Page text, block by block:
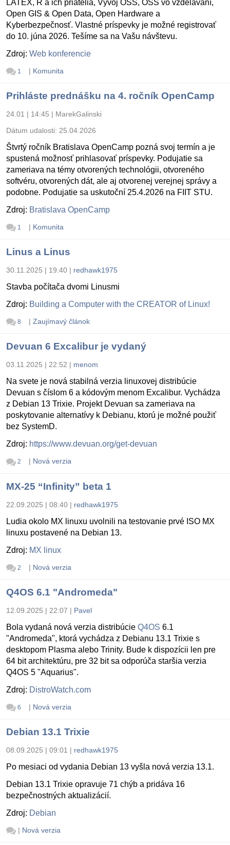
LATEX, R a ich priatelia, Vývoj OSS, OSS vo vzdelávaní,
Open GIS & Open Data, Open Hardware a
Kyberbezpečnosť. Vlastné príspevky je možné registrovať
do 10. júna 2026. Tešíme sa na Vašu návštevu.
Zdroj: Web konferencie
1 | Komunita
Prihláste prednášku na 4. ročník OpenCamp
24.01 | 14:45 | MarekGalinski
Dátum udalosti: 25.04.2026
Štvrtý ročník Bratislava OpenCamp pozná svoj termín a je
spustená možnosť prihlasovať príspevky. Podujatie sa
zameriava na témy otvorených technológii, otvoreného
softvéru, otvorených dát, ale aj otvorenej verejnej správy a
podobne. Podujatie sa uskutoční 25.4.2026 na FIIT STU.
Zdroj: Bratislava OpenCamp
1 | Komunita
Linus a Linus
30.11.2025 | 19:40 | redhawk1975
Stavba počítača dvomi Linusmi
Zdroj: Building a Computer with the CREATOR of Linux!
8 | Zaujímavý článok
Devuan 6 Excalibur je vydaný
03.11.2025 | 22:52 | menom
Na svete je nová stabilná verzia linuxovej distribúcie
Devuan s číslom 6 a kódovým menom Excalibur. Vychádza
z Debian 13 Trixie. Projekt Devuan sa zameriava na
poskytovanie alternatívy k Debianu, ktorú je možné použiť
bez SystemD.
Zdroj: https://www.devuan.org/get-devuan
2 | Nová verzia
MX-25 “Infinity” beta 1
22.09.2025 | 08:40 | redhawk1975
Ludia okolo MX linuxu uvolnili na testovanie prvé ISO MX
linuxu postavené na Debian 13.
Zdroj: MX linux
2 | Nová verzia
Q4OS 6.1 "Andromeda"
12.09.2025 | 22:07 | Pavel
Bola vydaná nová verzia distribúcie Q4OS 6.1
"Andromeda", ktorá vychádza z Debianu 13.1 Trixie s
desktopom Plasma alebo Trinity. Bude k dispozícii len pre
64 bit architektúru, pre 32 bit sa odporúča staršia verzia
Q4OS 5 "Aquarius".
Zdroj: DistroWatch.com
6 | Nová verzia
Debian 13.1 Trixie
08.09.2025 | 09:01 | redhawk1975
Po mesiaci od vydania Debian 13 vyšla nová verzia 13.1.
Debian 13.1 Trixie opravuje 71 chýb a pridáva 16
bezpečnostných aktualizácií.
Zdroj: Debian
| Nová verzia